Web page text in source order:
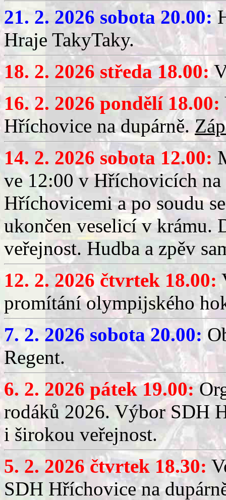
21. 2. 2026 sobota 20.00:
Hraje TakyTaky.
18. 2. 2026 středa 18.00:
16. 2. 2026 pondělí 18.00:
Hříchovice na dupárně.
14. 2. 2026 sobota 12.00:
ve 12:00 v Hříchovicích
Hříchovicemi a po soudu
ukončen veselicí v krámu.
veřejnost. Hudba a zpěv
12. 2. 2026 čtvrtek 18.00:
promítání olympijského
7. 2. 2026 sobota 20.00:
Regent.
6. 2. 2026 pátek 19.00:
rodáků 2026. Výbor SDH
i širokou veřejnost.
5. 2. 2026 čtvrtek 18.30:
SDH Hříchovice na